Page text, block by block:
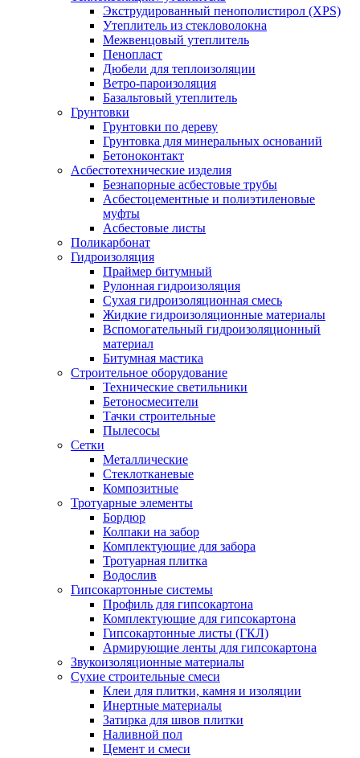
Экструдированный пенополистирол (XPS)
Утеплитель из стекловолокна
Межвенцовый утеплитель
Пенопласт
Дюбели для теплоизоляции
Ветро-пароизоляция
Базальтовый утеплитель
Грунтовки
Грунтовки по дереву
Грунтовка для минеральных оснований
Бетоноконтакт
Асбестотехнические изделия
Безнапорные асбестовые трубы
Асбестоцементные и полиэтиленовые
муфты
Асбестовые листы
Поликарбонат
Гидроизоляция
Праймер битумный
Рулонная гидроизоляция
Сухая гидроизоляционная смесь
Жидкие гидроизоляционные материалы
Вспомогательный гидроизоляционный
материал
Битумная мастика
Строительное оборудование
Технические светильники
Бетоносмесители
Тачки строительные
Пылесосы
Сетки
Металлические
Стеклотканевые
Композитные
Тротуарные элементы
Бордюр
Колпаки на забор
Комплектующие для забора
Тротуарная плитка
Водослив
Гипсокартонные системы
Профиль для гипсокартона
Комплектующие для гипсокартона
Гипсокартонные листы (ГКЛ)
Армирующие ленты для гипсокартона
Звукоизоляционные материалы
Сухие строительные смеси
Клеи для плитки, камня и изоляции
Инертные материалы
Затирка для швов плитки
Наливной пол
Цемент и смеси